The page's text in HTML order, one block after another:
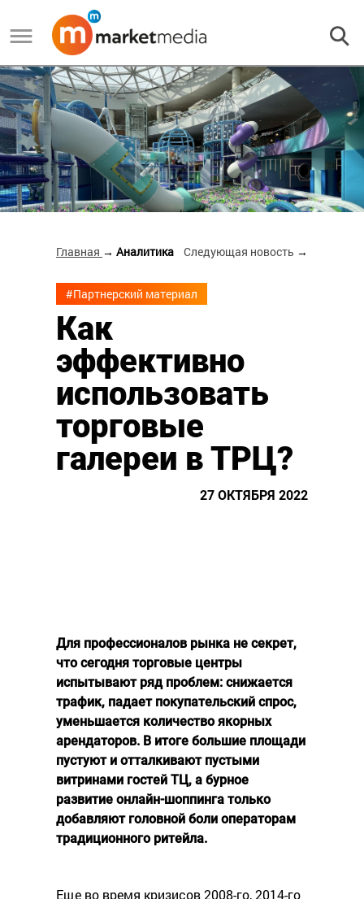
Главная → Аналитика Следующая новость →
#Партнерский материал
Как
эффективно
использовать
торговые
галереи в ТРЦ?
27 ОКТЯБРЯ 2022
Для профессионалов рынка не секрет,
что сегодня торговые центры
испытывают ряд проблем: снижается
трафик, падает покупательский спрос,
уменьшается количество якорных
арендаторов. В итоге большие площади
пустуют и отталкивают пустыми
витринами гостей ТЦ, а бурное
развитие онлайн-шоппинга только
добавляют головной боли операторам
традиционного ритейла.
Еще во время кризисов 2008-го, 2014-го